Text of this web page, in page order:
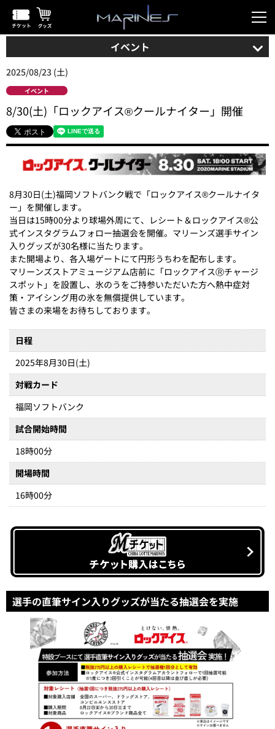
イベント
2025/08/23 (土)
イベント
8/30(土)「ロックアイス®クールナイター」開催
8月30日(土)福岡ソフトバンク戦で「ロックアイス®クールナイタ
ー」を開催します。
当日は15時00分より球場外周にて、レシート＆ロックアイス®公
式インスタグラムフォロー抽選会を開催。マリーンズ選手サイン
入りグッズが30名様に当たります。
また開場より、各入場ゲートにて円形うちわを配布します。
マリーンズストアミュージアム店前に「ロックアイスⓇチャージ
スポット」を設置し、氷のうをご持参いただいた方へ熱中症対
策・アイシング用の氷を無償提供しています。
皆さまの来場をお待ちしております。
日程
2025年8月30日(土)
対戦カード
福岡ソフトバンク
試合開始時間
18時00分
開場時間
16時00分
選手の直筆サイン入りグッズが当たる抽選会を実施